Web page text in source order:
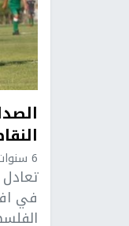
6 سنوات، 10 أشهر ago
في